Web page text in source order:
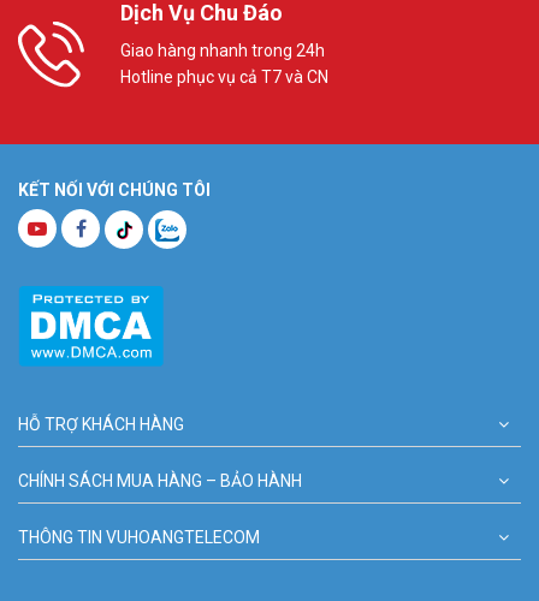
Dịch Vụ Chu Đáo
Giao hàng nhanh trong 24h
Hotline phục vụ cả T7 và CN
KẾT NỐI VỚI CHÚNG TÔI
HỖ TRỢ KHÁCH HÀNG
CHÍNH SÁCH MUA HÀNG – BẢO HÀNH
THÔNG TIN VUHOANGTELECOM